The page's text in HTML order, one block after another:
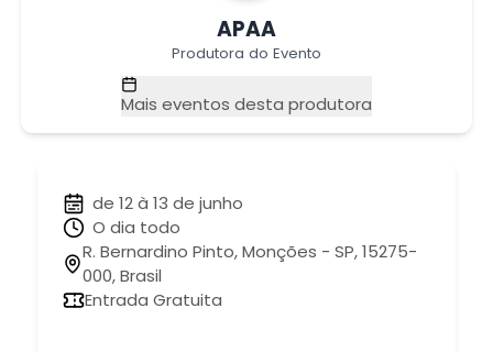
APAA
Produtora do Evento
Mais eventos desta produtora
de 12 à 13 de junho
O dia todo
R. Bernardino Pinto, Monções - SP, 15275-
000, Brasil
Entrada Gratuita